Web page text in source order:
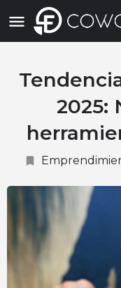
2025: